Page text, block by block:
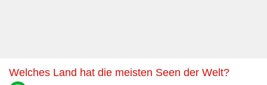
Welches Land hat die meisten Seen der Welt?